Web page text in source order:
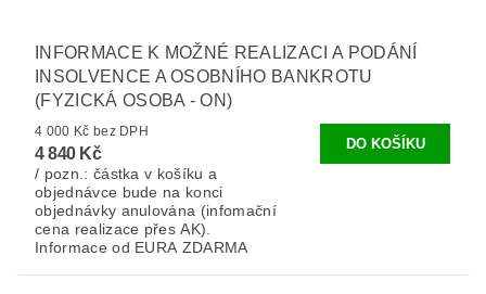
INFORMACE K MOŽNÉ REALIZACI A PODÁNÍ
INSOLVENCE A OSOBNÍHO BANKROTU
(FYZICKÁ OSOBA - ON)
4 000 Kč bez DPH
4 840 Kč
/ pozn.: částka v košíku a
objednávce bude na konci
objednávky anulována (infomační
cena realizace přes AK).
Informace od EURA ZDARMA